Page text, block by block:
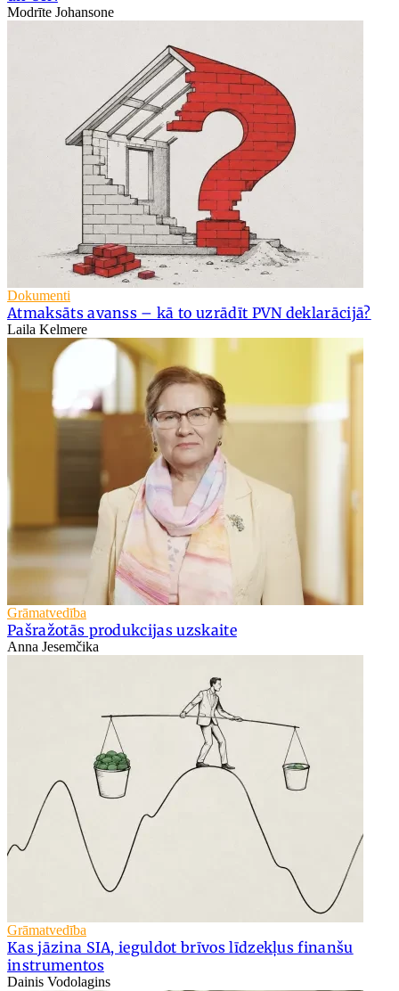
Modrīte Johansone
Dokumenti
Atmaksāts avanss – kā to uzrādīt PVN deklarācijā?
Laila Kelmere
Grāmatvedība
Pašražotās produkcijas uzskaite
Anna Jesemčika
Grāmatvedība
Kas jāzina SIA, ieguldot brīvos līdzekļus finanšu
instrumentos
Dainis Vodolagins